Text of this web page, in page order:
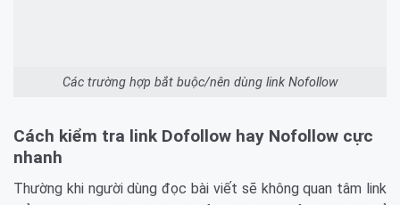
Các trường hợp bắt buộc/nên dùng link Nofollow
Cách kiểm tra link Dofollow hay Nofollow cực
nhanh
Thường khi người dùng đọc bài viết sẽ không quan tâm link